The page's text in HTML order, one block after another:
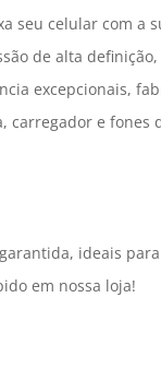
seu celular com a
de alta
excepcionais,
carregador e
ideais
em nossa loja!